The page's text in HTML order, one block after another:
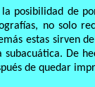
posibilidad de
no solo
estas sirven
De
de quedar